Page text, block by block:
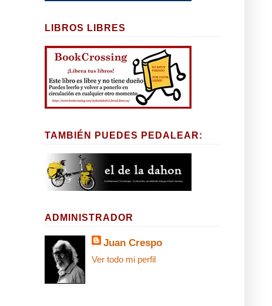
LIBROS LIBRES
TAMBIÉN PUEDES PEDALEAR:
ADMINISTRADOR
Juan Crespo
Ver todo mi perfil